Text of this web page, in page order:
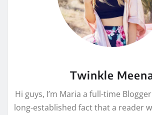
Twinkle
Hi guys, I’m Maria a full-time
long-established fact that a reader